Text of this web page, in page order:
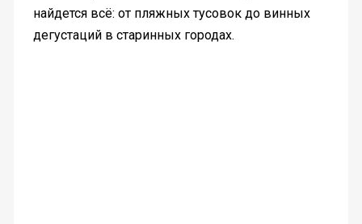
найдется всё: от пляжных тусовок до винных
дегустаций в старинных городах.